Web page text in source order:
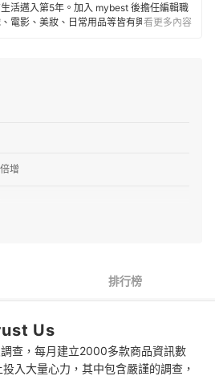
活邁入第5年。加入 mybest 後擔任編輯職
電影、美妝、日常用品等皆有興趣及研究
看更多內容
增
排行榜
Us
查，每月建立2000多款商品資訊數
入大量心力，其中包含嚴謹的調查，